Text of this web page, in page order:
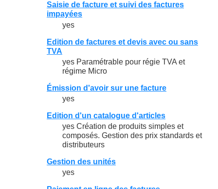
Saisie de facture et suivi des factures
impayées
yes
Edition de factures et devis avec ou sans
TVA
yes Paramétrable pour régie TVA et
régime Micro
Émission d'avoir sur une facture
yes
Edition d'un catalogue d'articles
yes Création de produits simples et
composés. Gestion des prix standards et
distributeurs
Gestion des unités
yes